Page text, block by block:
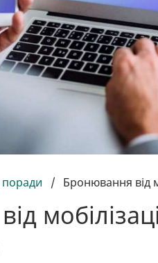
/ Бронювання від